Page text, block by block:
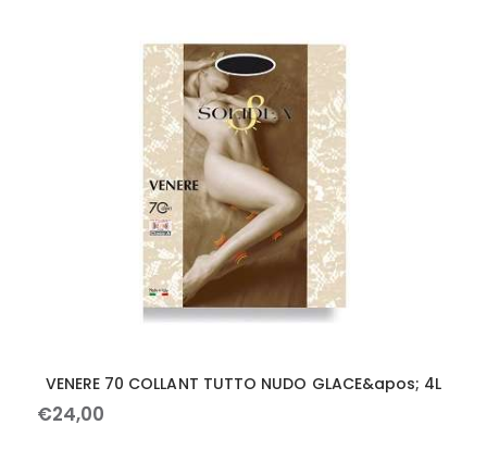
VENERE 70 COLLANT TUTTO NUDO GLACE&apos; 4L
€24,00